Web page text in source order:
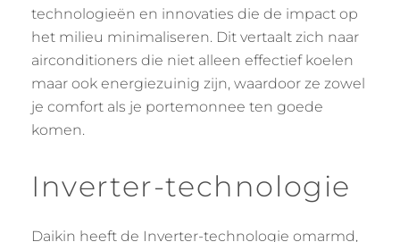
technologieën en innovaties die de impact op
het milieu minimaliseren. Dit vertaalt zich naar
airconditioners die niet alleen effectief koelen
maar ook energiezuinig zijn, waardoor ze zowel
je comfort als je portemonnee ten goede
komen.
Inverter-technologie
Daikin heeft de Inverter-technologie omarmd,